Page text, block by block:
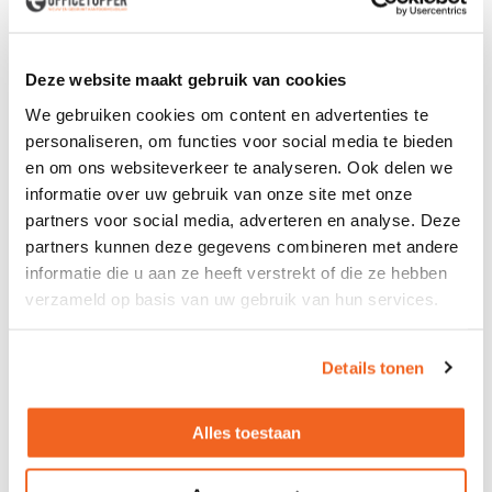
Deze website maakt gebruik van cookies
We gebruiken cookies om content en advertenties te
personaliseren, om functies voor social media te bieden
en om ons websiteverkeer te analyseren. Ook delen we
informatie over uw gebruik van onze site met onze
partners voor social media, adverteren en analyse. Deze
partners kunnen deze gegevens combineren met andere
informatie die u aan ze heeft verstrekt of die ze hebben
verzameld op basis van uw gebruik van hun services.
Details tonen
Alles toestaan
inrichting vaak sneller leverbaar, kan het bijdragen aan een
grondstoffen en behoudt meubilair beter zijn waarde.
Uw kantoor circulair inrichten? Zo begint u ermee
Heeft u al een bestaande inrichting en bent u toe aan een
upgrade? Dan kunt u eenvoudig starten met een meer
circulaire inrichting. Breng in kaart welke meubels u kunt
aanpassen en hergebruiken, en vul aan door gebruikte
items aan te schaffen, te leasen of te huren. Heeft u
werkplekken of meubels die u niet meer gebruikt? Dan
zetten, kunnen worden gedemonteerd zodat bruikbare
onderdelen opnieuw gebruikt kunnen worden. De overige
onderdelen kunnen gerecycled worden.